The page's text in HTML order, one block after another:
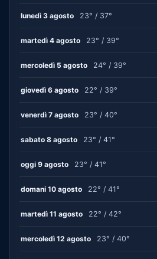
lunedì 3 agosto 23° / 37°
martedì 4 agosto 23° / 39°
mercoledì 5 agosto 24° / 39°
giovedì 6 agosto 22° / 39°
venerdì 7 agosto 23° / 40°
sabato 8 agosto 23° / 41°
oggi 9 agosto 23° / 41°
domani 10 agosto 22° / 41°
martedì 11 agosto 22° / 42°
mercoledì 12 agosto 23° / 40°